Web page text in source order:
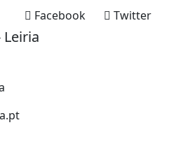
Twitter
Facebook
Leiria